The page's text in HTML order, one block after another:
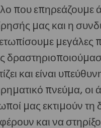
που επηρεάζουμε
μας και η
μεγάλες
και είναι
πνεύμα,
μας εκτιμούν τη
και να